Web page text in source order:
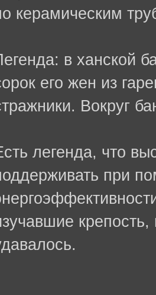
керамическим
в ханской
его жен из
Вокруг
легенда, что
при